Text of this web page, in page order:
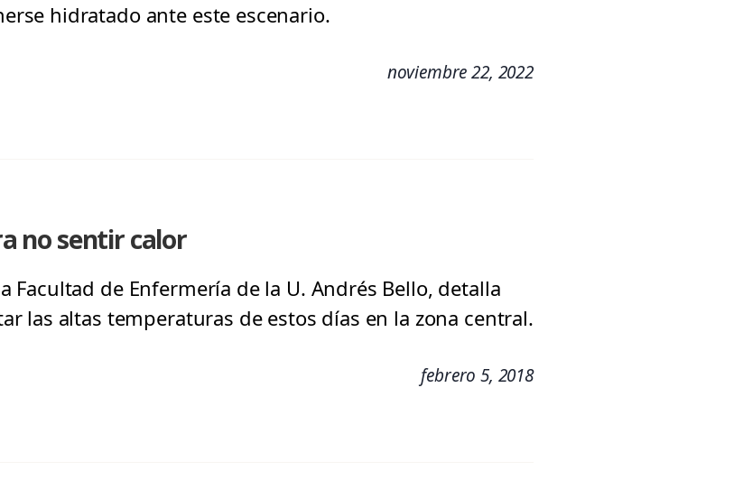
hidratado ante este escenario.
noviembre 22, 2022
no sentir calor
Facultad de Enfermería de la U. Andrés Bello, detalla
las altas temperaturas de estos días en la zona central.
febrero 5, 2018